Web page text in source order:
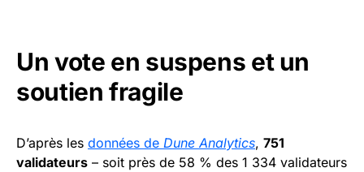
Un vote en suspens et un
soutien fragile
D’après les données de Dune Analytics, 751
validateurs – soit près de 58 % des 1 334 validateurs